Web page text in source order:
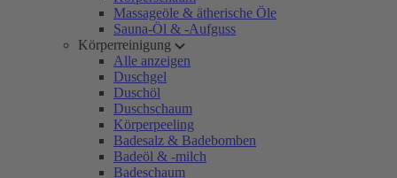
Massageöle & ätherische Öle
Sauna-Öl & -Aufguss
Körperreinigung
Alle anzeigen
Duschgel
Duschöl
Duschschaum
Körperpeeling
Badesalz & Badebomben
Badeöl & -milch
Badeschaum